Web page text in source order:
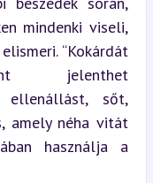
mindenki viseli,
“Kokárdát
jelenthet
ellenállást, sőt,
amely néha vitát
használja a